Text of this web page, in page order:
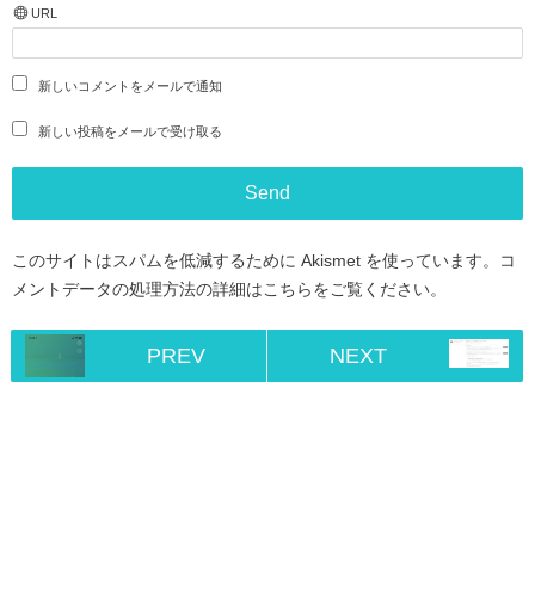
URL
新しいコメントをメールで通知
新しい投稿をメールで受け取る
このサイトはスパムを低減するために Akismet を使っています。
コ
メントデータの処理方法の詳細はこちらをご覧ください。
PREV NEXT